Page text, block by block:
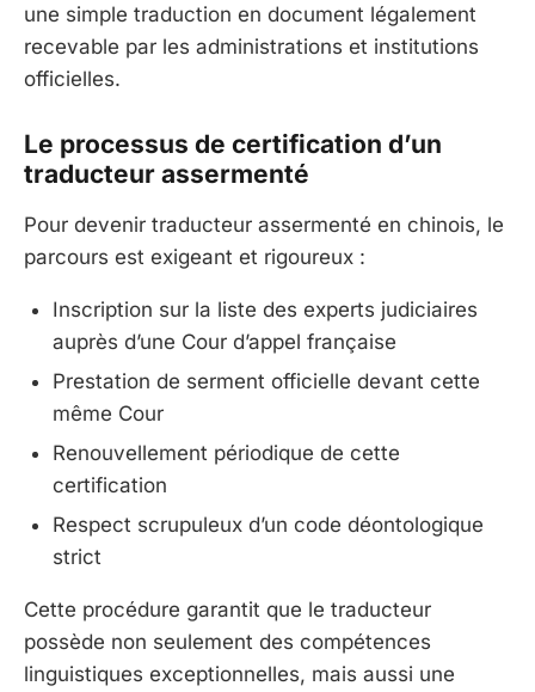
une simple traduction en document légalement
recevable par les administrations et institutions
officielles.
Le processus de certification d’un
traducteur assermenté
Pour devenir traducteur assermenté en chinois, le
parcours est exigeant et rigoureux :
Inscription sur la liste des experts judiciaires
auprès d’une Cour d’appel française
Prestation de serment officielle devant cette
même Cour
Renouvellement périodique de cette
certification
Respect scrupuleux d’un code déontologique
strict
Cette procédure garantit que le traducteur
possède non seulement des compétences
linguistiques exceptionnelles, mais aussi une